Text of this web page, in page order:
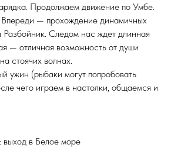
Продолжаем движение по Умбе.
Впереди — прохождение динамичных
Разбойник. Следом нас ждет длинная
— отличная возможность от души
стоячих волнах.
ужин (рыбаки могут попробовать
чего играем в настолки, общаемся и
выход в Белое море